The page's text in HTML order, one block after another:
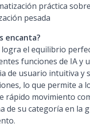
práctica
pesada
encanta?
el equilibrio
funciones de IA y
de usuario intuitiva y
lo que permite a
rápido movimiento
de su categoría en la